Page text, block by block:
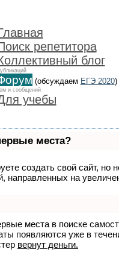
репетитора
блог
(обсуждаем ЕГЭ 2020)
и сообщений
учебы
места?
создать свой сайт, но
направленных на
места в поиске
появляются уже в
вернут деньги.